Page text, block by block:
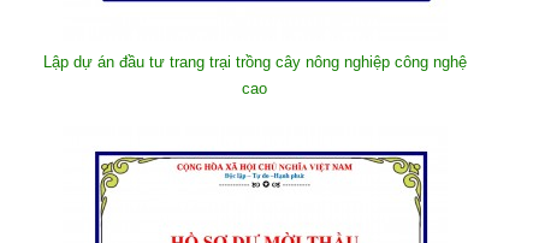
Lập dự án đầu tư trang trại trồng cây nông nghiệp công nghệ
cao